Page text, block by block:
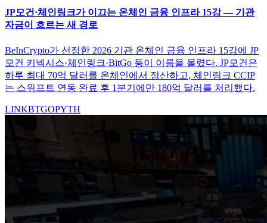
JP모건·체인링크가 이끄는 온체인 금융 인프라 15강 — 기관
자금이 흐르는 새 경로
BeInCrypto가 선정한 2026 기관 온체인 금융 인프라 15강에 JP
모건 키넥시스·체인링크·BitGo 등이 이름을 올렸다. JP모건은
하루 최대 70억 달러를 온체인에서 정산하고, 체인링크 CCIP
는 스위프트 연동 완료 후 1분기에만 180억 달러를 처리했다.
LINKBTGOPYTH